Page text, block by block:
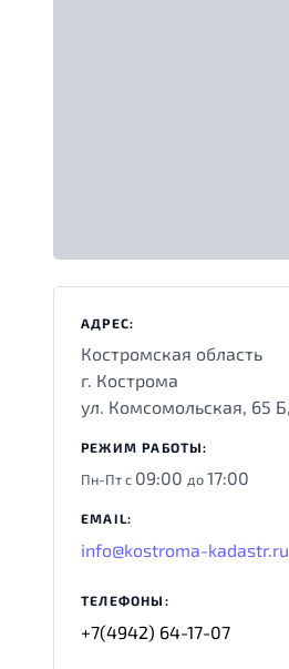
АДРЕС:
Костромская область
г. Кострома
ул. Комсомольская, 65
РЕЖИМ РАБОТЫ:
Пн-Пт с 09:00 до17:00
EMAIL:
info@kostroma-kadastr.ru
ТЕЛЕФОНЫ:
+7(4942) 64-17-07